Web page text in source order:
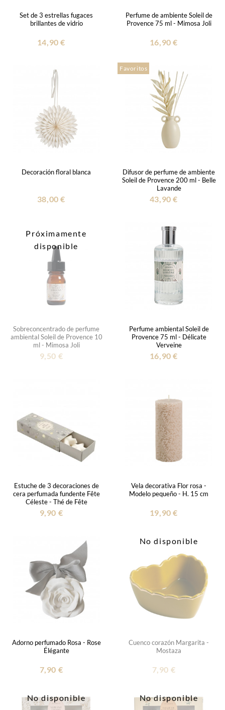
Set de 3 estrellas fugaces
brillantes de vidrio
14,90 €
Perfume de ambiente Soleil de
Provence 75 ml - Mimosa Joli
16,90 €
Decoración floral blanca
38,00 €
Favoritos
Difusor de perfume de ambiente
Soleil de Provence 200 ml - Belle
Lavande
43,90 €
Próximamente
disponible
Sobreconcentrado de perfume
ambiental Soleil de Provence 10
ml - Mimosa Joli
9,50 €
Perfume ambiental Soleil de
Provence 75 ml - Délicate
Verveine
16,90 €
Estuche de 3 decoraciones de
cera perfumada fundente Fête
Céleste - Thé de Fête
9,90 €
Vela decorativa Flor rosa -
Modelo pequeño - H. 15 cm
19,90 €
Adorno perfumado Rosa - Rose
Élégante
7,90 €
No disponible
Cuenco corazón Margarita -
Mostaza
7,90 €
No disponible No disponible